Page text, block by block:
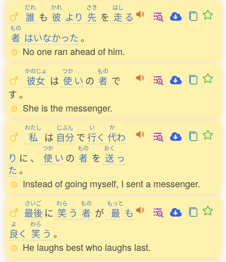
だれ
誰 も
かれ
彼 より
さき
先 を
はし
走 る
もの
者 はいなかった。
No one ran ahead of him.
かのじょ
彼女 は
つか
使 い の
もの
者 で
す。
She is the messenger.
わたし
私 は
じぶん
自分 で
い
行く
か
代わ
り に 、
つか
使 い の
もの
者 を
おく
送 っ
た。
Instead of going myself, I sent a messenger.
さいご
最後 に
わら
笑 う
もの
者 が
もっと
最 も
よ
良く
わら
笑 う 。
He laughs best who laughs last.